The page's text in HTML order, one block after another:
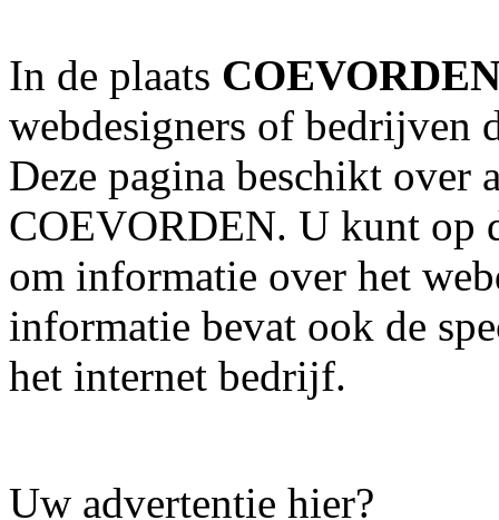
In de plaats
webdesigners of bedrijven
Deze pagina beschikt over
COEVORDEN. U kunt op
om informatie over het
informatie bevat ook de
het internet bedrijf.
Uw advertentie hier?